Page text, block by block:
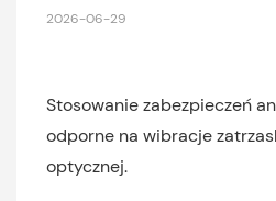
2026-06-29
Stosowanie zabezpieczeń
odporne na wibracje
optycznej.